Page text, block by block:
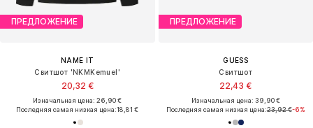
ПРЕДЛОЖЕНИЕ
NAME IT
Свитшот 'NKMKemuel'
20,32 €
Изначальная цена: 26,90 €
Последняя самая низкая цена:18,81 €
ПРЕДЛОЖЕНИЕ
GUESS
Свитшот
22,43 €
Изначальная цена: 39,90 €
Последняя самая низкая цена:23,92 €-6%